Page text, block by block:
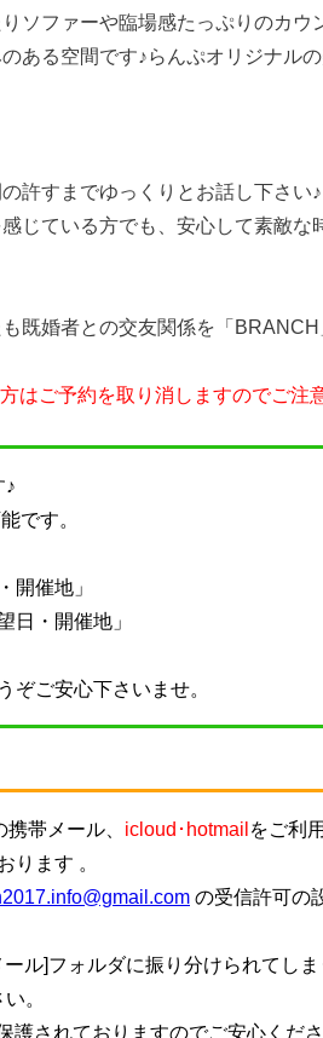
ソファーや臨場感たっぷりのカウ
ある空間です♪らんぷオリジナル
許すまでゆっくりとお話し下さい♪
じている方でも、安心して素敵な
既婚者との交友関係を「
はご予約を取り消しますのでご注
♪
です。
開催地 」
日・開催地 」
ぞご安心下さいませ。
携帯メール、 icloud･hotmail をご利
ります 。
の受信許可の
ル]フォルダに振り分けられてし
。
されておりますのでご安心くださ